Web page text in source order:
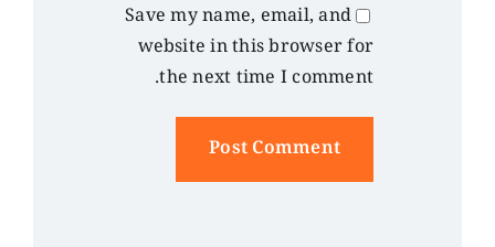
Save my name, email, and
website in this browser for
the next time I comment.